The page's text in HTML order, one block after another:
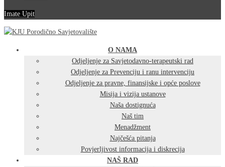
Imate Upit
O NAMA
Odjeljenje za Savjetodavno-terapeutski rad
Odjeljenje za Prevenciju i ranu intervenciju
Odjeljenje za pravne, finansijske i opće poslove
Misija i vizija ustanove
Naša dostignuća
Naš tim
Menadžment
Najčešća pitanja
Povjerljivost informacija i diskrecija
NAŠ RAD